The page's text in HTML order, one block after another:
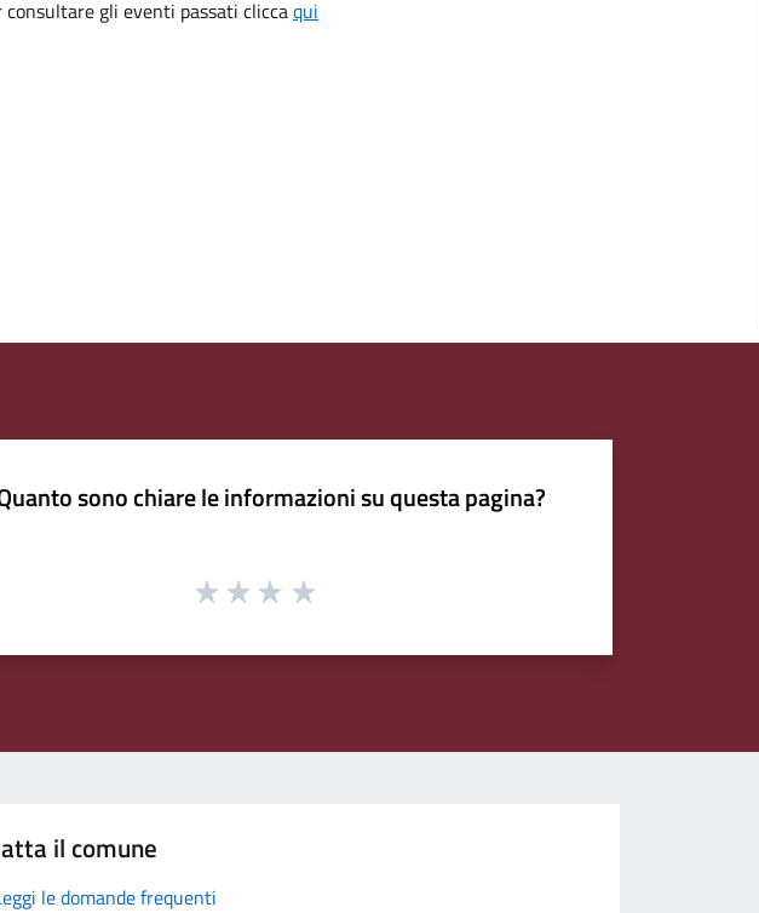
gli eventi passati cliccaqui
sono chiare le informazioni su questa pagina?
il comune
le domande frequenti